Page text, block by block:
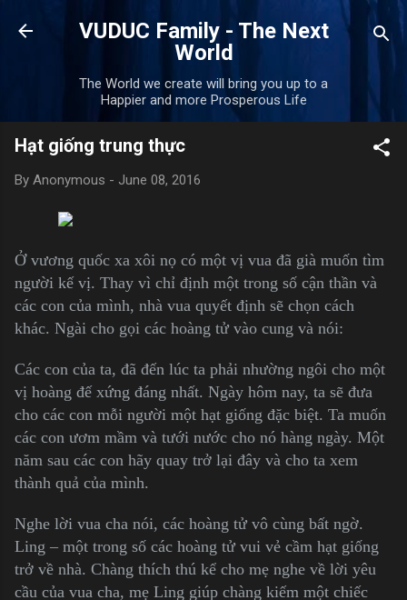
Skip to main content
VUDUC Family - The Next
World
The World we create will bring you up to a
Happier and more Prosperous Life
Hạt giống trung thực
By Anonymous - June 08, 2016
Ở vương quốc xa xôi nọ có một vị vua đã già muốn tìm
người kế vị. Thay vì chỉ định một trong số cận thần và
các con của mình, nhà vua quyết định sẽ chọn cách
khác. Ngài cho gọi các hoàng tử vào cung và nói:
Các con của ta, đã đến lúc ta phải nhường ngôi cho một
vị hoàng đế xứng đáng nhất. Ngày hôm nay, ta sẽ đưa
cho các con mỗi người một hạt giống đặc biệt. Ta muốn
các con ươm mầm và tưới nước cho nó hàng ngày. Một
năm sau các con hãy quay trở lại đây và cho ta xem
thành quả của mình.
Nghe lời vua cha nói, các hoàng tử vô cùng bất ngờ.
Ling – một trong số các hoàng tử vui vẻ cầm hạt giống
trở về nhà. Chàng thích thú kể cho mẹ nghe về lời yêu
cầu của vua cha, mẹ Ling giúp chàng kiếm một chiếc